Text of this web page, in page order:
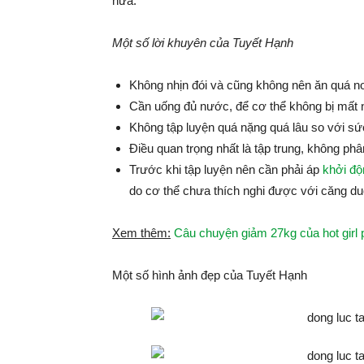
Một số lời khuyên của Tuyết Hạnh
Không nhịn đói và cũng không nên ăn quá
Cần uống đủ nước, để cơ thể không bị mất
Không tập luyện quá nặng quá lâu so với
Điều quan trọng nhất là tập trung, không
Trước khi tập luyện nên cần phải áp khởi
do cơ thể chưa thích nghi được với căng
Xem thêm: Câu chuyện giảm 27kg của hot girl
Một số hình ảnh đẹp của Tuyết Hạnh